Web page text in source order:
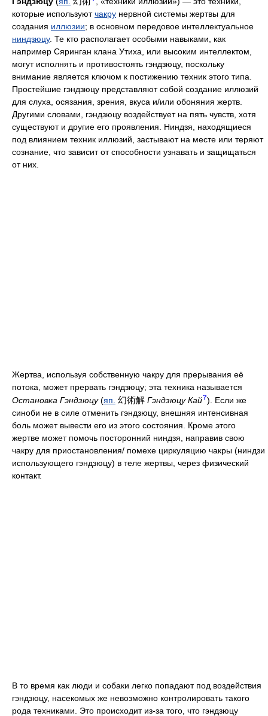
которые используютчакру нервной системы жертвы для
создания иллюзии; в основном передовое интеллектуальное
ниндзюцу. Те кто располагает особыми навыками, как
например Сяринган клана Утиха, или высоким интеллектом,
могут исполнять и противостоять гэндзюцу, поскольку
внимание является ключом к постижению техник этого типа.
Простейшие гэндзюцу представляют собой создание иллюзий
для слуха, осязания, зрения, вкуса и/или обоняния жертв.
Другими словами, гэндзюцу воздействует на пять чувств, хотя
существуют и другие его проявления. Ниндзя, находящиеся
под влиянием техник иллюзий, застывают на месте или теряют
сознание, что зависит от способности узнавать и защищаться
от них.
Жертва, используя собственную чакру для прерывания её
потока, может прервать гэндзюцу; эта техника называется
Остановка Гэндзюцу(яп. 幻術解 Гэндзюцу Кай?). Если же
синоби не в силе отменить гэндзюцу, внешняя интенсивная
боль может вывести его из этого состояния. Кроме этого
жертве может помочь посторонний ниндзя, направив свою
чакру для приостановления/ помехе циркуляцию чакры (ниндзи
использующего гэндзюцу) в теле жертвы, через физический
контакт.
В то время как люди и собаки легко попадают под воздействия
гэндзюцу, насекомых же невозможно контролировать такого
рода техниками. Это происходит из-за того, что гэндзюцу